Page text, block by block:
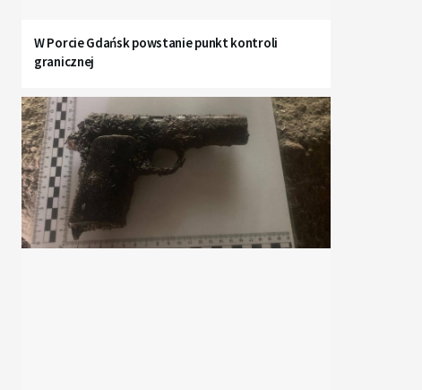
W Porcie Gdańsk powstanie punkt kontroli
granicznej